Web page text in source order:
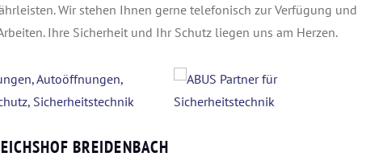
Wir stehen Ihnen gerne telefonisch zur Verfügung und
Ihre Sicherheit und Ihr Schutz liegen uns am Herzen.
BREIDENBACH